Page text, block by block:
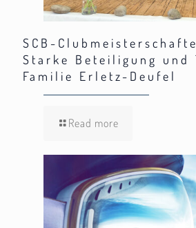
SCB-
Starke Beteiligung und
Familie Erletz-Deufel
Read more